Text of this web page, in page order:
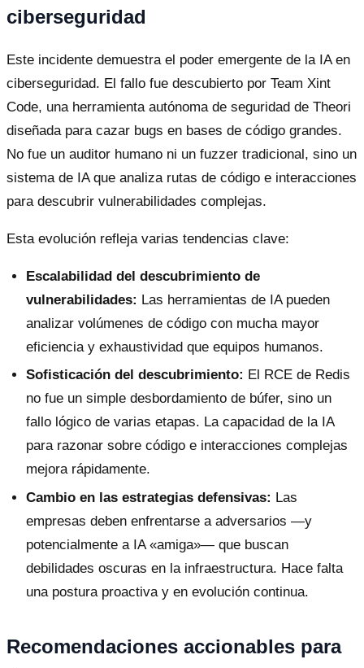
ciberseguridad
Este incidente demuestra el poder emergente de la IA en
ciberseguridad. El fallo fue descubierto por Team Xint
Code, una herramienta autónoma de seguridad de Theori
diseñada para cazar bugs en bases de código grandes.
No fue un auditor humano ni un fuzzer tradicional, sino un
sistema de IA que analiza rutas de código e interacciones
para descubrir vulnerabilidades complejas.
Esta evolución refleja varias tendencias clave:
Escalabilidad del descubrimiento de
vulnerabilidades: Las herramientas de IA pueden
analizar volúmenes de código con mucha mayor
eficiencia y exhaustividad que equipos humanos.
Sofisticación del descubrimiento: El RCE de Redis
no fue un simple desbordamiento de búfer, sino un
fallo lógico de varias etapas. La capacidad de la IA
para razonar sobre código e interacciones complejas
mejora rápidamente.
Cambio en las estrategias defensivas: Las
empresas deben enfrentarse a adversarios —y
potencialmente a IA «amiga»— que buscan
debilidades oscuras en la infraestructura. Hace falta
una postura proactiva y en evolución continua.
Recomendaciones accionables para